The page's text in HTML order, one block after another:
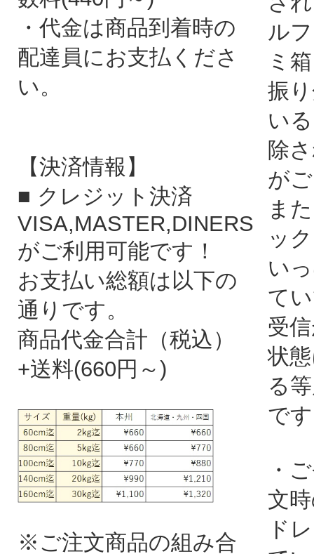
・代金は商品到着時の
配達員にお支払くださ
い。
【決済情報】
■ クレジット決済
VISA,MASTER,DINERS
がご利用可能です！
お支払い総額は以下の
通りです。
商品代金合計（税込）
+送料(660円～)
※ご注文商品の組み合
ル
ミ
振
い
除
が
ま
ッ
い
て
受
状
る
で
・
文
ド